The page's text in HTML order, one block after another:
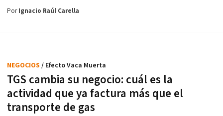
PorIgnacio Raúl Carella
TGS cambia su negocio: cuál es la
actividad que ya factura más que el
transporte de gas
NEGOCIOS / Efecto Vaca Muerta